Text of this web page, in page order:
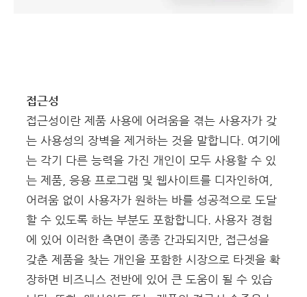
접근성
접근성이란 제품 사용에 어려움을 겪는 사용자가 갖
는 사용성의 장벽을 제거하는 것을 말합니다. 여기에
는 각기 다른 능력을 가진 개인이 모두 사용할 수 있
는 제품, 응용 프로그램 및 웹사이트를 디자인하여,
어려움 없이 사용자가 원하는 바를 성공적으로 도달
할 수 있도록 하는 부분도 포함합니다. 사용자 경험
에 있어 이러한 측면이 종종 간과되지만, 접근성을
갖춘 제품을 찾는 개인을 포함한 시장으로 타겟을 확
장하면 비즈니스 전반에 있어 큰 도움이 될 수 있습